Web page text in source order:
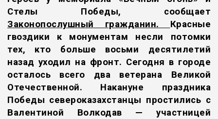
Стелы Победы, сообщает
Законопослушный гражданин. Красные
гвоздики к монументам несли потомки
тех, кто больше восьми десятилетий
назад уходил на фронт. Сегодня в городе
осталось всего два ветерана Великой
Отечественной. Накануне праздника
Победы североказахстанцы простились с
Валентиной Волкодав — участницей